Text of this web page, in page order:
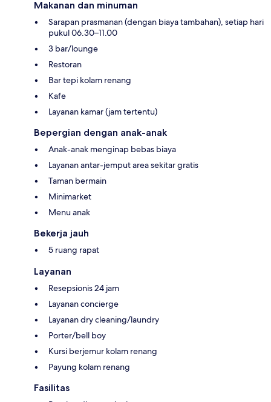
Makanan dan minuman
Sarapan prasmanan (dengan biaya tambahan), setiap hari
pukul 06.30–11.00
3 bar/lounge
Restoran
Bar tepi kolam renang
Kafe
Layanan kamar (jam tertentu)
Bepergian dengan anak-anak
Anak-anak menginap bebas biaya
Layanan antar-jemput area sekitar gratis
Taman bermain
Minimarket
Menu anak
Bekerja jauh
5 ruang rapat
Layanan
Resepsionis 24 jam
Layanan concierge
Layanan dry cleaning/laundry
Porter/bell boy
Kursi berjemur kolam renang
Payung kolam renang
Fasilitas